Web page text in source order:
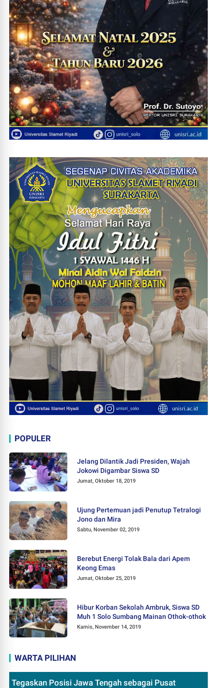
POPULER
Jelang Dilantik Jadi Presiden, Wajah
Jokowi Digambar Siswa SD
Jumat, Oktober 18, 2019
Ujung Pertemuan jadi Penutup Tetralogi
Jono dan Mira
Sabtu, November 02, 2019
Berebut Energi Tolak Bala dari Apem
Keong Emas
Jumat, Oktober 25, 2019
Hibur Korban Sekolah Ambruk, Siswa SD
Muh 1 Solo Sumbang Mainan Othok-othok
Kamis, November 14, 2019
WARTA PILIHAN
Tegaskan Posisi Jawa Tengah sebagai Pusat